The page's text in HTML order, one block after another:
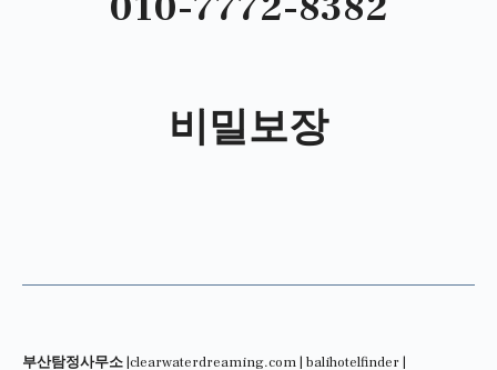
비밀보장
부산탐정사무소 |clearwaterdreaming.com | balihotelfinder |